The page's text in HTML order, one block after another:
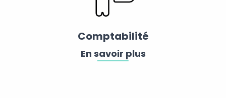
Comptabilité
En savoir plus